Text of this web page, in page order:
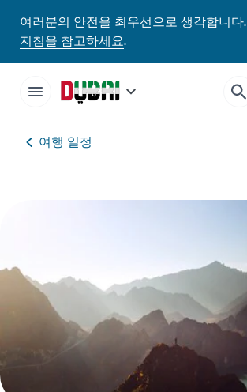
여러분의 안전을 최우선으로 생각합니다.
지침을 참고하세요.
여행 일정